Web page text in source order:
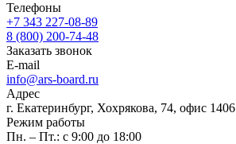
Телефоны
+7 343 227-08-89
8 (800) 200-74-48
Заказать звонок
E-mail
info@ars-board.ru
Адрес
г. Екатеринбург, Хохрякова, 74, офис 1406
Режим работы
Пн. – Пт.: с 9:00 до 18:00